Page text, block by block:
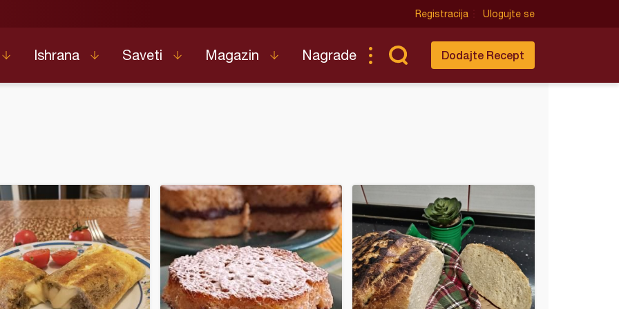
Registracija Ulogujte se
Ishrana Saveti Magazin Nagrade Dodajte Recept